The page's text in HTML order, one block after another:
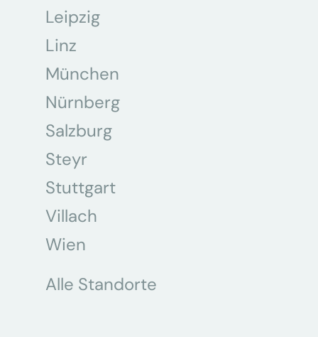
Leipzig
Linz
München
Nürnberg
Salzburg
Steyr
Stuttgart
Villach
Wien
Alle Standorte